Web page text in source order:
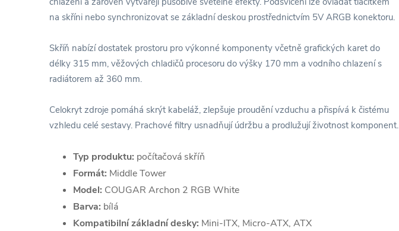
na skříni nebo synchronizovat se základní deskou prostřednictvím 5V ARGB konektoru.
Skříň nabízí dostatek prostoru pro výkonné komponenty včetně grafických karet do
délky 315 mm, věžových chladičů procesoru do výšky 170 mm a vodního chlazení s
radiátorem až 360 mm.
Celokryt zdroje pomáhá skrýt kabeláž, zlepšuje proudění vzduchu a přispívá k čistému
vzhledu celé sestavy. Prachové filtry usnadňují údržbu a prodlužují životnost komponent.
Typ produktu: počítačová skříň
Formát: Middle Tower
Model: COUGAR Archon 2 RGB White
Barva: bílá
Kompatibilní základní desky: Mini-ITX, Micro-ATX, ATX